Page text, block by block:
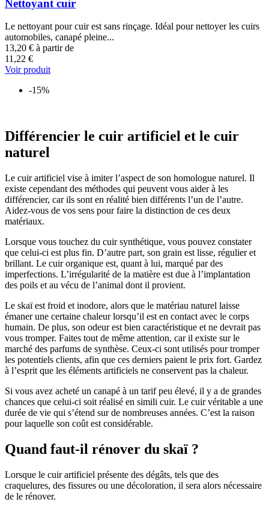
Nettoyant cuir
Le nettoyant pour cuir est sans rinçage. Idéal pour nettoyer les cuirs
automobiles, canapé pleine...
13,20 € à partir de
11,22 €
Voir produit
-15%
Différencier le cuir artificiel et le cuir
naturel
Le cuir artificiel vise à imiter l’aspect de son homologue naturel. Il
existe cependant des méthodes qui peuvent vous aider à les
différencier, car ils sont en réalité bien différents l’un de l’autre.
Aidez-vous de vos sens pour faire la distinction de ces deux
matériaux.
Lorsque vous touchez du cuir synthétique, vous pouvez constater
que celui-ci est plus fin. D’autre part, son grain est lisse, régulier et
brillant. Le cuir organique est, quant à lui, marqué par des
imperfections. L’irrégularité de la matière est due à l’implantation
des poils et au vécu de l’animal dont il provient.
Le skaï est froid et inodore, alors que le matériau naturel laisse
émaner une certaine chaleur lorsqu’il est en contact avec le corps
humain. De plus, son odeur est bien caractéristique et ne devrait pas
vous tromper. Faites tout de même attention, car il existe sur le
marché des parfums de synthèse. Ceux-ci sont utilisés pour tromper
les potentiels clients, afin que ces derniers paient le prix fort. Gardez
à l’esprit que les éléments artificiels ne conservent pas la chaleur.
Si vous avez acheté un canapé à un tarif peu élevé, il y a de grandes
chances que celui-ci soit réalisé en simili cuir. Le cuir véritable a une
durée de vie qui s’étend sur de nombreuses années. C’est la raison
pour laquelle son coût est considérable.
Quand faut-il rénover du skaï ?
Lorsque le cuir artificiel présente des dégâts, tels que des
craquelures, des fissures ou une décoloration, il sera alors nécessaire
de le rénover.